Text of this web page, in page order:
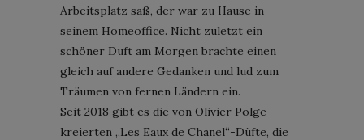
Arbeitsplatz saß, der war zu Hause in
seinem Homeoffice. Nicht zuletzt ein
schöner Duft am Morgen brachte einen
gleich auf andere Gedanken und lud zum
Träumen von fernen Ländern ein.
Seit 2018 gibt es die von Olivier Polge
kreierten „Les Eaux de Chanel“-Düfte, die